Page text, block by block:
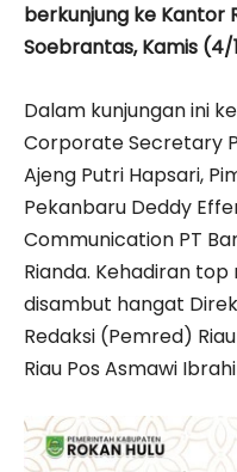
berkunjung ke Kantor
Soebrantas, Kamis (4/
Dalam kunjungan ini
Corporate Secretary
Ajeng Putri Hapsari,
Pekanbaru Deddy
Communication PT
Rianda. Kehadiran
disambut hangat
Redaksi (Pemred)
Riau Pos Asmawi